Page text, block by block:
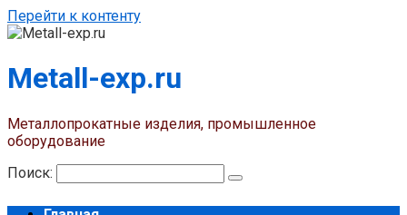
Перейти к контенту
Metall-exp.ru
Металлопрокатные изделия, промышленное
оборудование
Поиск: